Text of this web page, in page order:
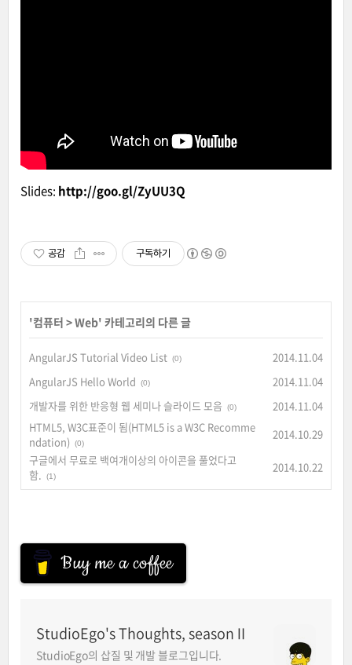
Slides: http://goo.gl/ZyUU3Q
공감 구독하기
'컴퓨터 >Web' 카테고리의 다른 글
AngularJS Tutorial Video List (0)
2014.11.04
AngularJS Hello World
(0)
2014.11.04
개발자를 위한 반응형 웹 세미나 슬라이드 모음
(0)
2014.11.04
HTML5, W3C표준이 됨(HTML5 is a W3C Recomme
ndation)
(0)
2014.10.29
구글에서 무료로 백여개이상의 아이콘을 풀었다고
함.
(1)
2014.10.22
Buy me a coffee
StudioEgo's Thoughts, seasonⅡ
StudioEgo의 삽질 및 개발 블로그입니다.